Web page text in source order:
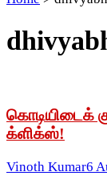
கொடியிடைக்
க்ளிக்ஸ்!
Vinoth Kumar6